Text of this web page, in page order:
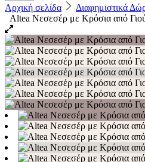
Αρχική σελίδα Διαφημιστικά
Altea Νεσεσέρ με Κρόσια από